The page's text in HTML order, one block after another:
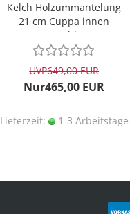
Kelch Holzummantelung
21 cm Cuppa innen
vergoldet
UVP649,00 EUR
Nur465,00 EUR
Lieferzeit: 1-3 Arbeitstage